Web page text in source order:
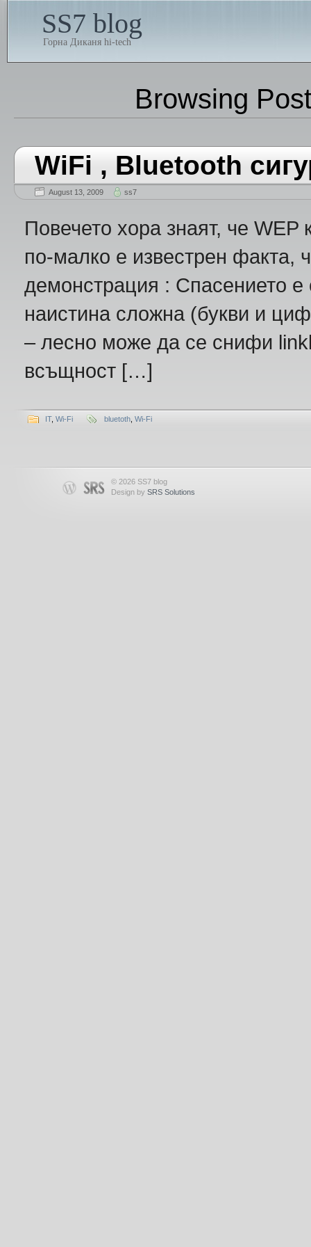
SS7 blog
Горна Диканя hi-tech
Browsing
WiFi , Bluetooth
August 13, 2009 ss7
Повечето хора знаят, че
по-малко е известрен факта,
демонстрация : Спасението
наистина сложна (букви и
– лесно може да се снифи
всъщност […]
IT, Wi-Fi bluetoth Wi-Fi
© 2026 SS7 blog
Design by SRS Solutions